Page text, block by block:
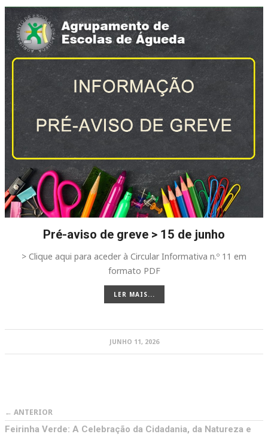
Pré-aviso de greve > 15 de junho
> Clique aqui para aceder à Circular Informativa n.º 11 em
formato PDF
LER MAIS...
JUNHO 11, 2026
← ANTERIOR
Feirinha Verde: A Celebração da Cidadania, da Natureza e